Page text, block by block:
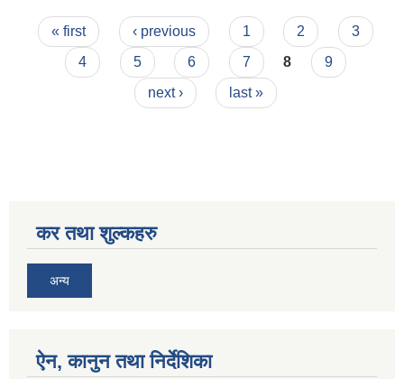
Pages
« first ‹ previous 1 2
3
4
5 6 7 8
9
next ›
last »
कर तथा शुल्कहरु
अन्य
ऐन, कानुन तथा निर्देशिका